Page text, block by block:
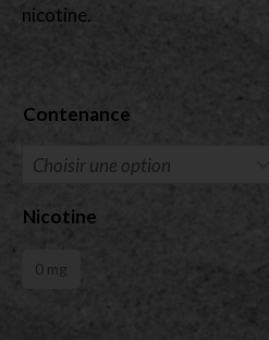
nicotine.
Contenance
Nicotine
0 mg